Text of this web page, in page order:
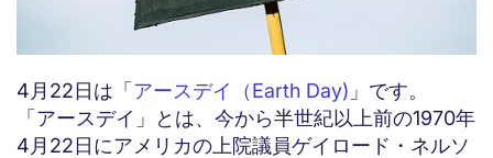
4月22日は「アースデイ（Earth Day) 」です。
「アースデイ」とは、今から半世紀以上前の1970年
4月22日にアメリカの上院議員ゲイロード・ネルソ